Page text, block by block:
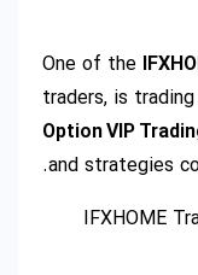
One of the
traders, is
Option VIP
and strategies
IFXHOME